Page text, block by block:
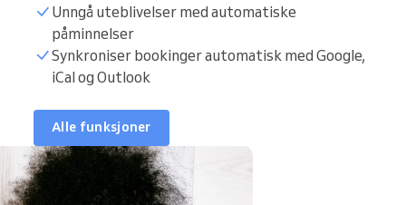
Unngå uteblivelser med automatiske
påminnelser
Synkroniser bookinger automatisk med Google,
iCal og Outlook
Alle funksjoner